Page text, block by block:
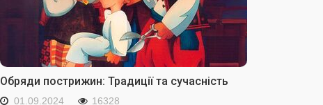
Обряди пострижин: Традиції та сучасність
01.09.2024 16328